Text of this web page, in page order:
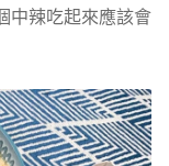
中辣吃起來應該會